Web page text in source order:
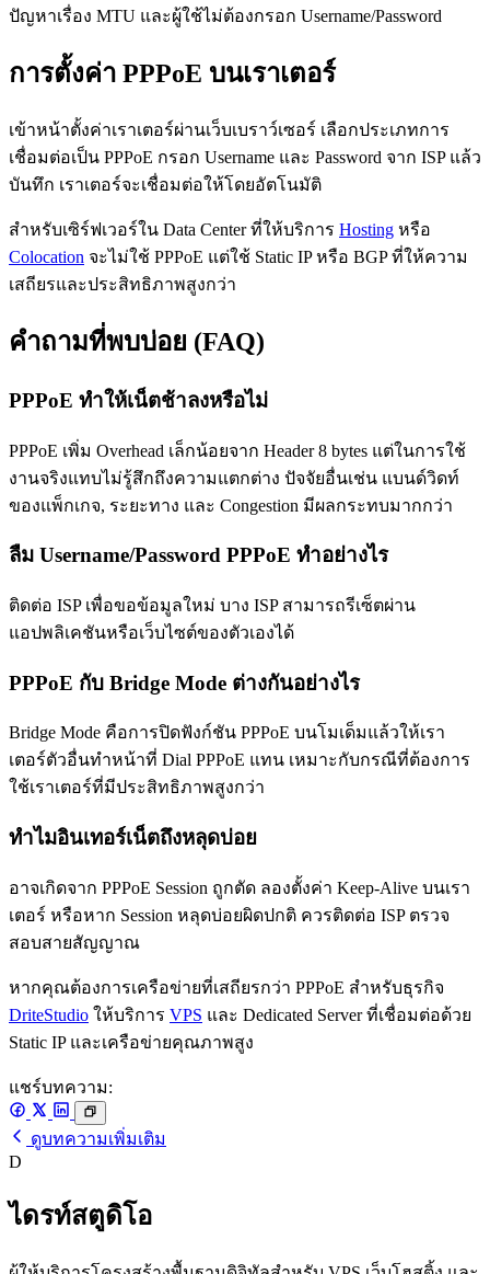
ปัญหาเรื่อง MTU และผู้ใช้ไม่ต้องกรอก Username/Password
การตั้งค่า PPPoE บนเราเตอร์
เข้าหน้าตั้งค่าเราเตอร์ผ่านเว็บเบราว์เซอร์ เลือกประเภทการ
เชื่อมต่อเป็น PPPoE กรอก Username และ Password จาก ISP แล้ว
บันทึก เราเตอร์จะเชื่อมต่อให้โดยอัตโนมัติ
สำหรับเซิร์ฟเวอร์ใน Data Center ที่ให้บริการ Hosting หรือ
Colocation จะไม่ใช้ PPPoE แต่ใช้ Static IP หรือ BGP ที่ให้ความ
เสถียรและประสิทธิภาพสูงกว่า
คำถามที่พบบ่อย (FAQ)
PPPoE ทำให้เน็ตช้าลงหรือไม่
PPPoE เพิ่ม Overhead เล็กน้อยจาก Header 8 bytes แต่ในการใช้
งานจริงแทบไม่รู้สึกถึงความแตกต่าง ปัจจัยอื่นเช่น แบนด์วิดท์
ของแพ็กเกจ, ระยะทาง และ Congestion มีผลกระทบมากกว่า
ลืม Username/Password PPPoE ทำอย่างไร
ติดต่อ ISP เพื่อขอข้อมูลใหม่ บาง ISP สามารถรีเซ็ตผ่าน
แอปพลิเคชันหรือเว็บไซต์ของตัวเองได้
PPPoE กับ Bridge Mode ต่างกันอย่างไร
Bridge Mode คือการปิดฟังก์ชัน PPPoE บนโมเด็มแล้วให้เรา
เตอร์ตัวอื่นทำหน้าที่ Dial PPPoE แทน เหมาะกับกรณีที่ต้องการ
ใช้เราเตอร์ที่มีประสิทธิภาพสูงกว่า
ทำไมอินเทอร์เน็ตถึงหลุดบ่อย
อาจเกิดจาก PPPoE Session ถูกตัด ลองตั้งค่า Keep-Alive บนเรา
เตอร์ หรือหาก Session หลุดบ่อยผิดปกติ ควรติดต่อ ISP ตรวจ
สอบสายสัญญาณ
หากคุณต้องการเครือข่ายที่เสถียรกว่า PPPoE สำหรับธุรกิจ
DriteStudio ให้บริการ VPS และ Dedicated Server ที่เชื่อมต่อด้วย
Static IP และเครือข่ายคุณภาพสูง
แชร์บทความ:
ดูบทความเพิ่มเติม
D
ไดรท์สตูดิโอ